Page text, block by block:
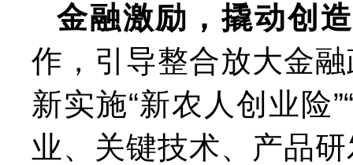
金融激励，撬动创
作，引导整合放大金
新实施“新农人创业险
业、关键技术、产品